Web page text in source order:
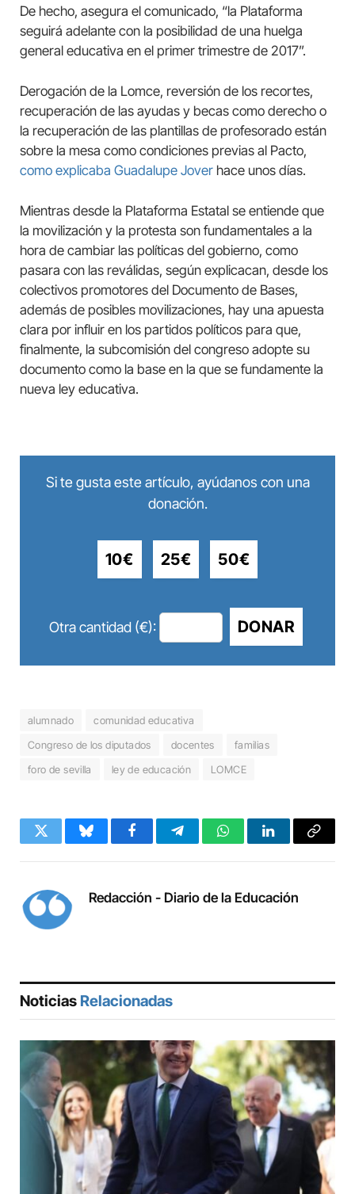
De hecho, asegura el comunicado, “la Plataforma
seguirá adelante con la posibilidad de una huelga
general educativa en el primer trimestre de 2017”.
Derogación de la Lomce, reversión de los recortes,
recuperación de las ayudas y becas como derecho o
la recuperación de las plantillas de profesorado están
sobre la mesa como condiciones previas al Pacto,
como explicaba Guadalupe Jover hace unos días.
Mientras desde la Plataforma Estatal se entiende que
la movilización y la protesta son fundamentales a la
hora de cambiar las políticas del gobierno, como
pasara con las reválidas, según explicacan, desde los
colectivos promotores del Documento de Bases,
además de posibles movilizaciones, hay una apuesta
clara por influir en los partidos políticos para que,
finalmente, la subcomisión del congreso adopte su
documento como la base en la que se fundamente la
nueva ley educativa.
Si te gusta este artículo, ayúdanos con una
donación.
10€ 25€ 50€
Otra cantidad (€): DONAR
alumnado
comunidad educativa
Congreso de los diputados
docentes
familias
foro de sevilla
ley de educación LOMCE
Twitter BlueskyFacebookTelegramWhatsAppLinkedInCopy
Redacción - Diario de la Educación
Noticias Relacionadas